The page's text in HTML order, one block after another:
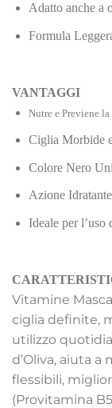
Adatto anche a
Formula
VANTAGGI
Nutre e Previene
Ciglia Morbide
Colore Nero
Azione
Ideale per l’uso
Vitamine
ciglia definite,
utilizzo
d’Oliva, aiuta
flessibili,
(Provitamina